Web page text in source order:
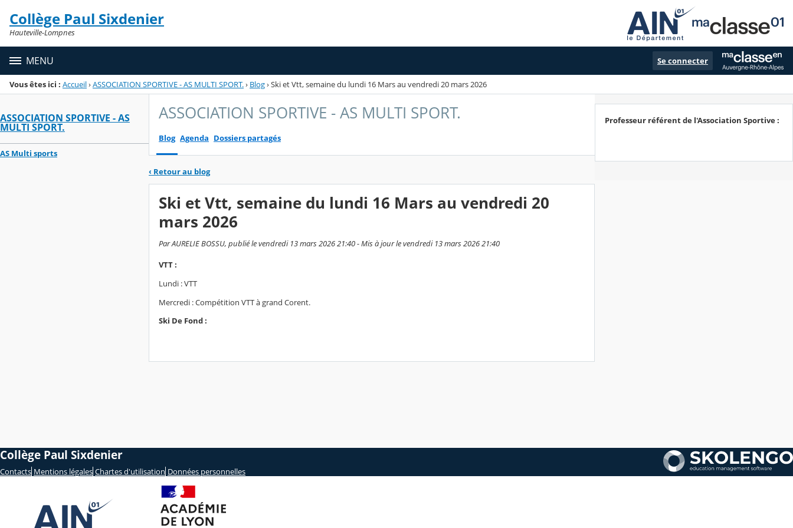
Menu de la rubrique
Contenu
Collège Paul Sixdenier
Hauteville-Lompnes
MENU Se connecter
Vous êtes ici : Accueil›ASSOCIATION SPORTIVE - AS MULTI SPORT.› Blog›Ski et Vtt, semaine du lundi 16 Mars au vendredi 20 mars 2026
ASSOCIATION SPORTIVE - AS
MULTI SPORT.
AS Multi sports
ASSOCIATION SPORTIVE - AS MULTI SPORT.
Blog Agenda Dossiers partagés
‹ Retour au blog
Ski et Vtt, semaine du lundi 16 Mars au vendredi 20
mars 2026
Par AURELIE BOSSU, publié le vendredi 13 mars 2026 21:40 - Mis à jour le vendredi 13 mars 2026 21:40
VTT :
Lundi : VTT
Mercredi : Compétition VTT à grand Corent.
Ski De Fond :
Professeur référent de l'Association Sportive :
Collège Paul Sixdenier
Contacts Mentions légales Chartes d'utilisation Données personnelles